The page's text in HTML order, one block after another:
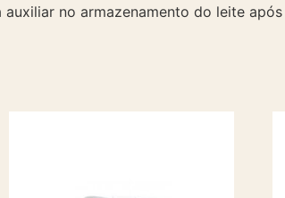
no armazenamento do leite